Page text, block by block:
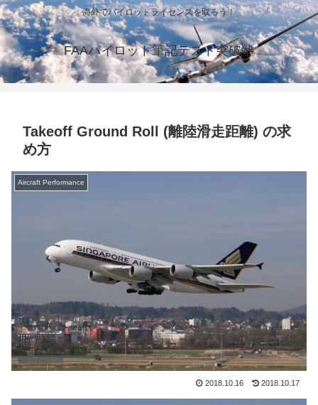
海外でパイロットライセンスを取ろう！
FAAパイロット筆記テスト突破塾
Takeoff Ground Roll (離陸滑走距離) の求
め方
Aircraft Performance
2018.10.16 2018.10.17